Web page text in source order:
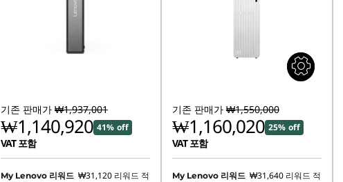
기존 판매가 ₩1,937,001
₩1,140,920 41% off
VAT 포함
My Lenovo 리워드 ₩31,120 리워드 적
기존 판매가 ₩1,550,000
₩1,160,020 25% off
VAT 포함
My Lenovo 리워드 ₩31,640리워드 적